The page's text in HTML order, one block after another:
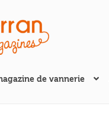
de vannerie